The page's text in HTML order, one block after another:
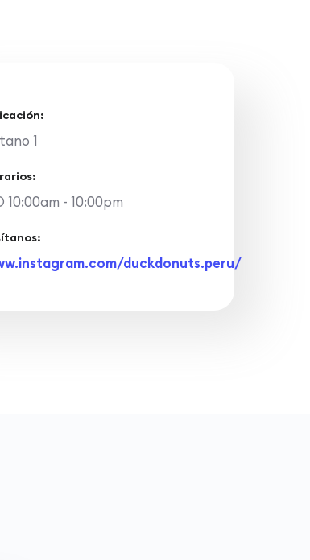
1
10:00am - 10:00pm
duckdonuts.peru/